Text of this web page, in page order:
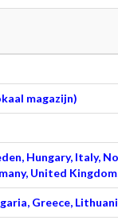
magazijn)
Hungary, Italy,
United
Greece,